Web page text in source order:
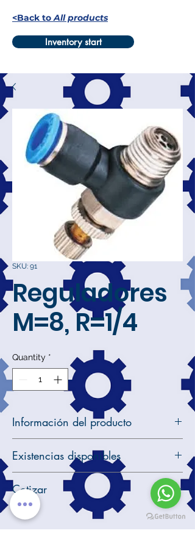
<Back toAll products
Inventory start
SKU: 91
Reguladores
M=8, R=1/4
Quantity *
Información del producto
Reguladores M=8, R=1/4
Solicite cotización en este enlace
Existencias disponibles
24 unidades en inventario
Cotizar
Solicite cotización en este enlace